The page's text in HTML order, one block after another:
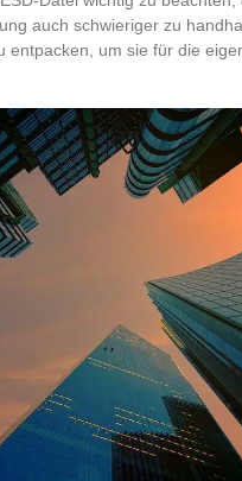
auch schwieriger zu
entpacken, um sie für die